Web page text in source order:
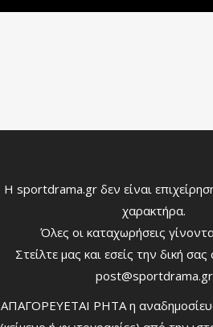
Η sportdrama.gr δεν είναι
χαρακτήρα.
Όλες οι καταχωρήσεις
Στείλτε μας και εσείς την δική
post@sportdrama.gr
ΑΠΑΓΟΡΕΥΕΤΑΙ ΡΗΤΑ η